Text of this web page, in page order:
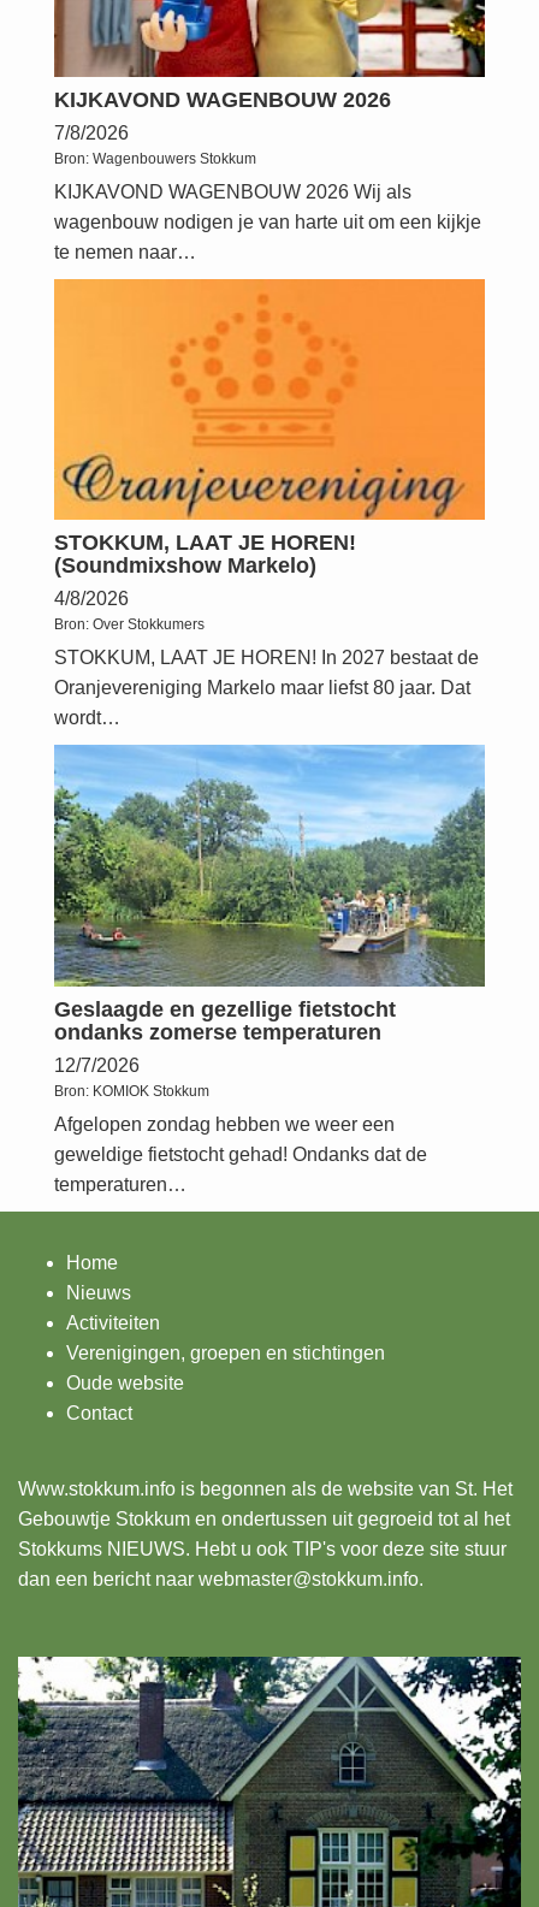
KIJKAVOND WAGENBOUW 2026
7/8/2026
Bron: Wagenbouwers Stokkum
KIJKAVOND WAGENBOUW 2026 Wij als
wagenbouw nodigen je van harte uit om een kijkje
te nemen naar…
STOKKUM, LAAT JE HOREN!
(Soundmixshow Markelo)
4/8/2026
Bron: Over Stokkumers
STOKKUM, LAAT JE HOREN! In 2027 bestaat de
Oranjevereniging Markelo maar liefst 80 jaar. Dat
wordt…
Geslaagde en gezellige fietstocht
ondanks zomerse temperaturen
12/7/2026
Bron: KOMIOK Stokkum
Afgelopen zondag hebben we weer een
geweldige fietstocht gehad! Ondanks dat de
temperaturen…
Home
Nieuws
Activiteiten
Verenigingen, groepen en stichtingen
Oude website
Contact
Www.stokkum.info is begonnen als de website van St. Het
Gebouwtje Stokkum en ondertussen uit gegroeid tot al het
Stokkums NIEUWS. Hebt u ook TIP's voor deze site stuur
dan een bericht naar webmaster@stokkum.info.